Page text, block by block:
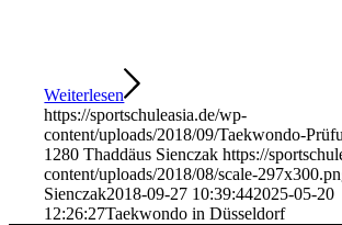
Weiterlesen
https://sportschuleasia.de/wp-
content/uploads/2018/09/Taekwondo-
1280 Thaddäus Sienczak https://
content/uploads/2018/08/scale-
Sienczak2018-09-27 10:39:442025-05-20
12:26:27Taekwondo in Düsseldorf